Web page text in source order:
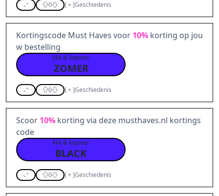
0 [+]Geschiedenis
Kortingscode Must Haves voor 10% korting op jou
w bestelling
klik & kopieer
ZOMER
0 [+]Geschiedenis
Scoor 10% korting via deze musthaves.nl kortings
code
klik & kopieer
BLACK
0 [+]Geschiedenis